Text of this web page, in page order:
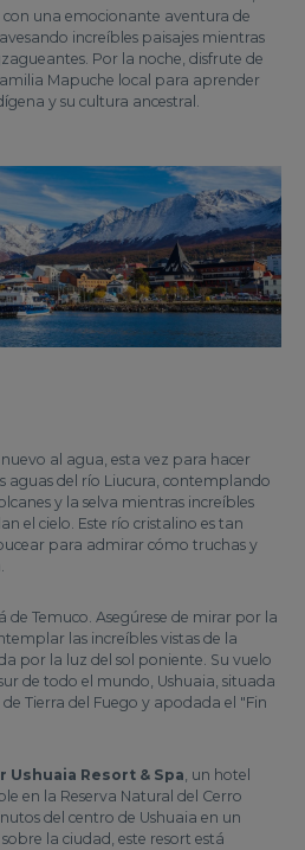
una emocionante aventura de
increíbles paisajes mientras
Por la noche, disfrute de
Mapuche local para aprender
y su cultura ancestral.
al agua, esta vez para hacer
aguas del río Liucura, contemplando
y la selva mientras increíbles
el cielo. Este río cristalino es tan
para admirar cómo truchas y
de Temuco. Asegúrese de mirar por la
las increíbles vistas de la
por la luz del sol poniente. Su vuelo
de todo el mundo, Ushuaia, situada
Tierra del Fuego y apodada el "Fin
Ushuaia Resort & Spa, un hotel
en la Reserva Natural del Cerro
del centro de Ushuaia en un
la ciudad, este resort está